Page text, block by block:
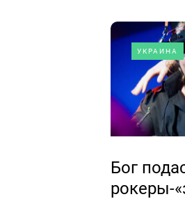
УКРАИНА
Бог
рокеры-